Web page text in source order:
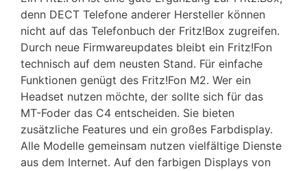
denn DECT Telefone anderer Hersteller können
nicht auf das Telefonbuch der Fritz!Box zugreifen.
Durch neue Firmwareupdates bleibt ein Fritz!Fon
technisch auf dem neusten Stand. Für einfache
Funktionen genügt des Fritz!Fon M2. Wer ein
Headset nutzen möchte, der sollte sich für das
MT-Foder das C4 entscheiden. Sie bieten
zusätzliche Features und ein großes Farbdisplay.
Alle Modelle gemeinsam nutzen vielfältige Dienste
aus dem Internet. Auf den farbigen Displays von